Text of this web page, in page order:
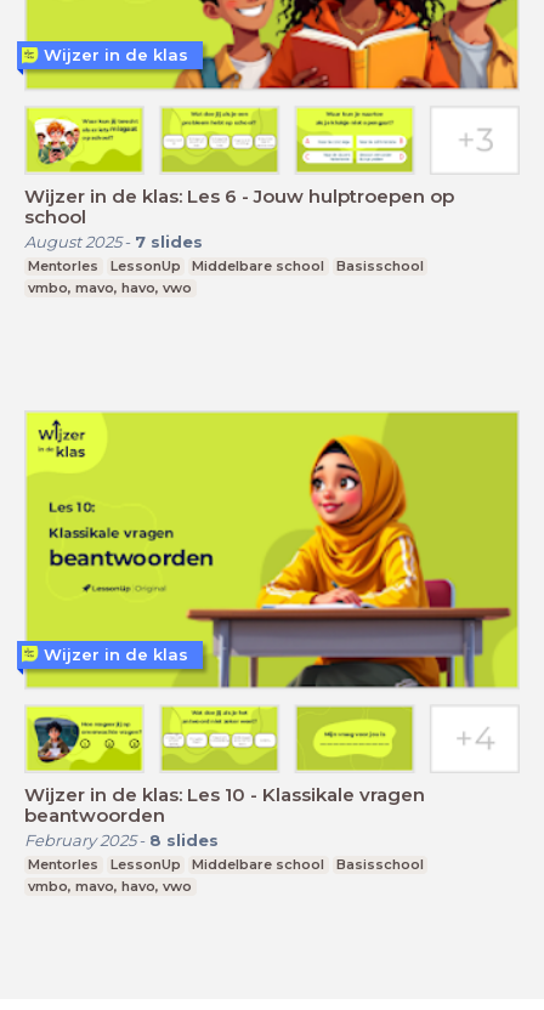
Wijzer in de klas: Les 6 - Jouw hulptroepen op
school
August 2025- 7 slides
Mentorles LessonUp Middelbare school
Basisschool
vmbo, mavo, havo, vwo
Wijzer in de klas
Wijzer in de klas: Les 10 - Klassikale vragen
beantwoorden
February 2025- 8 slides
Mentorles LessonUp Middelbare school
Basisschool
vmbo, mavo, havo, vwo
Wijzer in de klas